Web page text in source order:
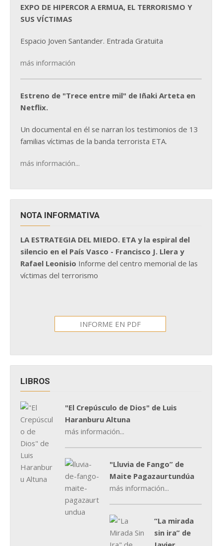
EXPO DE HIPERCOR A ERMUA, EL TERRORISMO Y
SUS VÍCTIMAS
Espacio Joven Santander. Entrada Gratuita
más información
Estreno de "Trece entre mil" de Iñaki Arteta en
Netflix.
Un documental en él se narran los testimonios de 13
familias víctimas de la banda terrorista ETA.
más información...
NOTA INFORMATIVA
LA ESTRATEGIA DEL MIEDO. ETA y la espiral del
silencio en el País Vasco - Francisco J. Llera y
Rafael Leonisio Informe del centro memorial de las
víctimas del terrorismo
INFORME EN PDF
LIBROS
"El Crepúsculo de Dios" de Luis
Haranburu Altuna
más información...
"Lluvia de Fango” de
Maite Pagazaurtundúa
más información...
“La mirada
sin ira” de